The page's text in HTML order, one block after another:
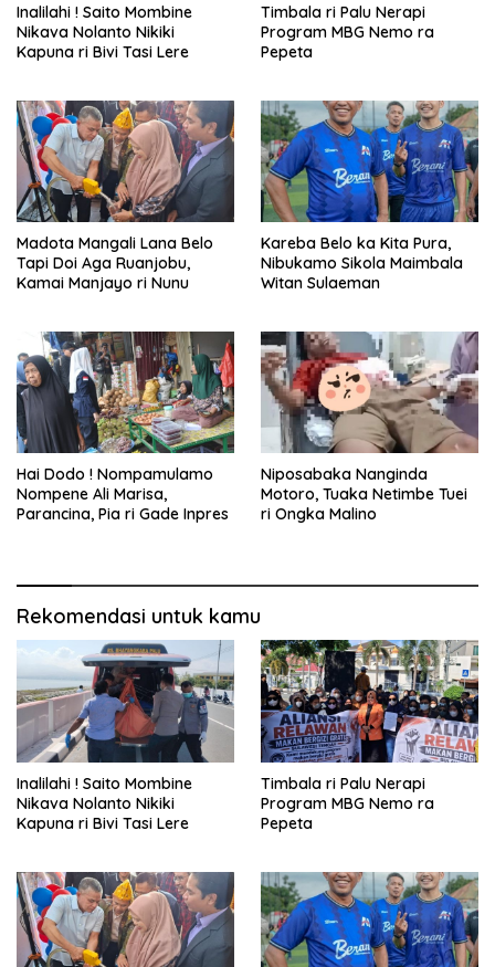
Inalilahi ! Saito Mombine
Nikava Nolanto Nikiki
Kapuna ri Bivi Tasi Lere
Timbala ri Palu Nerapi
Program MBG Nemo ra
Pepeta
Madota Mangali Lana Belo
Tapi Doi Aga Ruanjobu,
Kamai Manjayo ri Nunu
Kareba Belo ka Kita Pura,
Nibukamo Sikola Maimbala
Witan Sulaeman
Hai Dodo ! Nompamulamo
Nompene Ali Marisa,
Parancina, Pia ri Gade Inpres
Niposabaka Nanginda
Motoro, Tuaka Netimbe Tuei
ri Ongka Malino
Rekomendasi untuk kamu
Inalilahi ! Saito Mombine
Nikava Nolanto Nikiki
Kapuna ri Bivi Tasi Lere
Timbala ri Palu Nerapi
Program MBG Nemo ra
Pepeta